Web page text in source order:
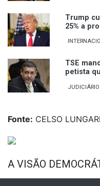
Trump
25% a
TSE
petista
JUDICIÁRIO
Fonte: CELSO
A VISÃO